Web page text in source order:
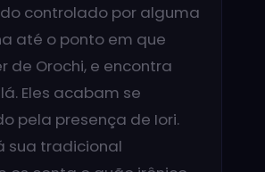
controlado por alguma
até o ponto em que
de Orochi, e encontra
Eles acabam se
pela presença de Iori.
sua tradicional